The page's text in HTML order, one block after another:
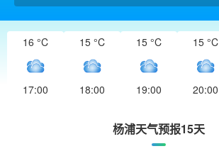
16 °C
17:00
15 °C
18:00
15 °C
19:00
15 °C
20:00
杨浦天气预报15天